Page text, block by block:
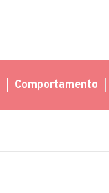
Comportamento